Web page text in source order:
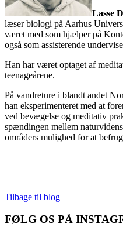
Lasse
læser biologi på Aarhus
været med som hjælper på
også som assisterende
Han har været optaget af
teenageårene.
På vandreture i blandt andet
han eksperimenteret med at
ved bevægelse og meditativ
spændingen mellem
områders mulighed for at
Tilbage til blog
FØLG OS PÅ